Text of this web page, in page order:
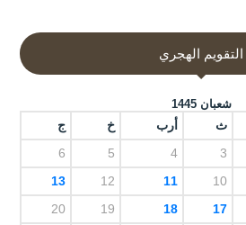
التقويم الهجري
شعبان 1445
ث أرب خ ج
3
4
5
6
10
11
12
13
17
18
19
20